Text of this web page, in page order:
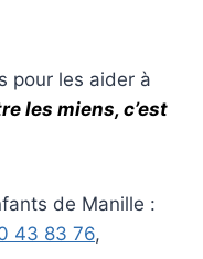
pour les aider à
les miens, c’est
de Manille :
43 83 76,